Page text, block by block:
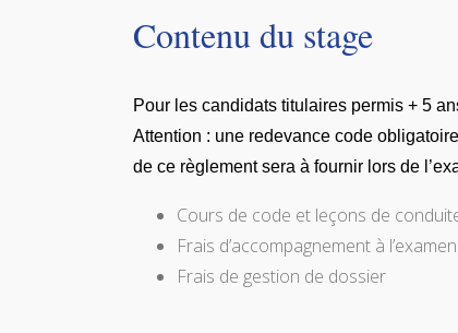
Contenu du stage
Pour les candidats titulaires permis + 5
Attention : une redevance code
de ce règlement sera à fournir lors de
Cours de code et leçons de
Frais d’accompagnement à
Frais de gestion de dossier